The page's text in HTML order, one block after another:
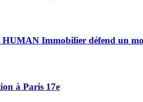
Immobilier défend un
à Paris 17e